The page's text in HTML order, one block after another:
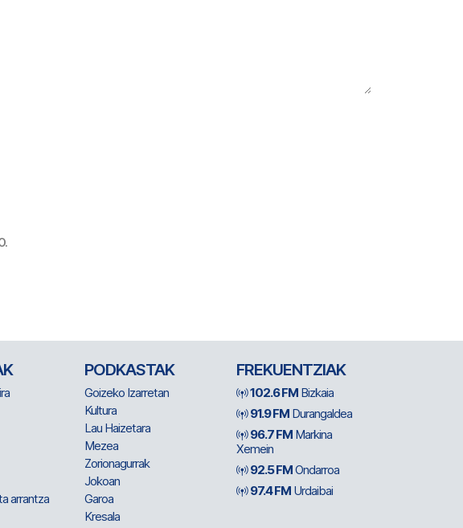
arrantza
PODKASTAK
Goizeko Izarretan
Kultura
Lau Haizetara
Mezea
Zorionagurrak
Jokoan
Garoa
Kresala
FREKUENTZIAK
102.6 FM Bizkaia
91.9 FM Durangaldea
96.7 FM Markina
Xemein
92.5 FMOndarroa
97.4 FM Urdaibai